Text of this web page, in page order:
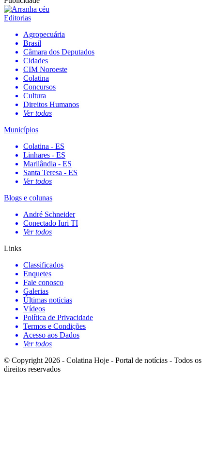
Editorias
Agropecuária
Brasil
Câmara dos Deputados
Cidades
CIM Noroeste
Colatina
Concursos
Cultura
Direitos Humanos
Ver todas
Municípios
Colatina - ES
Linhares - ES
Marilândia - ES
Santa Teresa - ES
Ver todos
Blogs e colunas
André Schneider
Conectado Iuri TI
Ver todos
Links
Classificados
Enquetes
Fale conosco
Galerias
Últimas notícias
Vídeos
Política de Privacidade
Termos e Condições
Acesso aos Dados
Ver todos
© Copyright 2026 - Colatina Hoje - Portal de notícias - Todos os
direitos reservados